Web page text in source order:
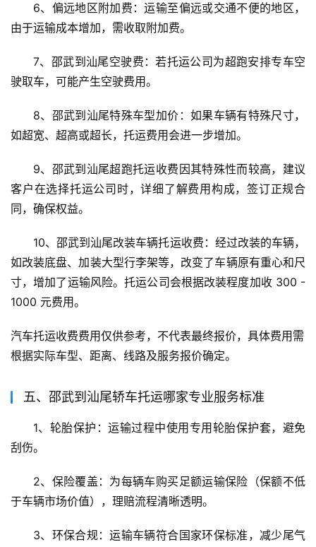
6、偏远地区附加费：运输至偏远或交通不便的地区，
由于运输成本增加，需收取附加费。
7、邵武到汕尾空驶费：若托运公司为超跑安排专车空
驶取车，可能产生空驶费用。
8、邵武到汕尾特殊车型加价：如果车辆有特殊尺寸，
如超宽、超高或超长，托运费用会进一步增加。
9、邵武到汕尾超跑托运收费因其特殊性而较高，建议
客户在选择托运公司时，详细了解费用构成，签订正规合
同，确保权益。
10、邵武到汕尾改装车辆托运收费：经过改装的车辆，
如改装底盘、加装大型行李架等，改变了车辆原有重心和尺
寸，增加了运输风险。托运公司会根据改装程度加收 300 -
1000 元费用。
汽车托运收费费用仅供参考，不代表最终报价，具体费用需
根据实际车型、距离、线路及服务报价确定。
五、邵武到汕尾轿车托运哪家专业服务标准
1、轮胎保护：运输过程中使用专用轮胎保护套，避免
刮伤。
2、保险覆盖：为每辆车购买足额运输保险（保额不低
于车辆市场价值），理赔流程清晰透明。
3、环保合规：运输车辆符合国家环保标准，减少尾气